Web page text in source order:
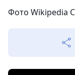
Фото Wikipedia